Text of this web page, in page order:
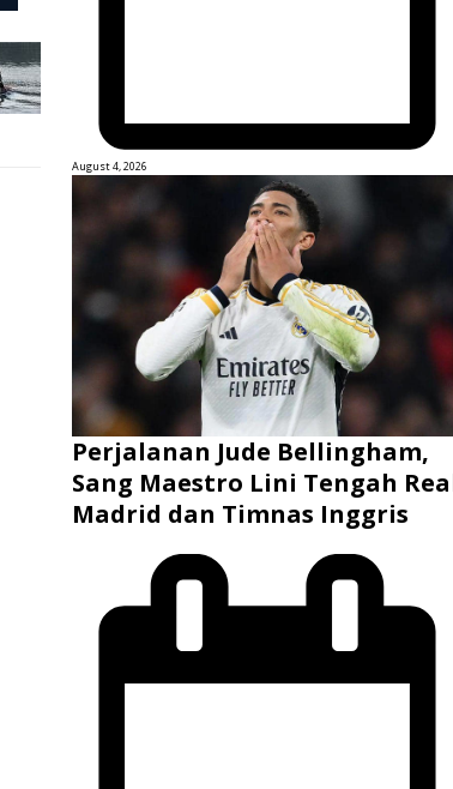
August 4, 2026
Perjalanan Jude Bellingham,
Sang Maestro Lini Tengah
Madrid dan Timnas Inggris